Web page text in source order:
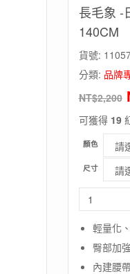
長毛象 -
140CM
貨號:
分類: 品牌
NT$2,200
可獲得 19
顏色
尺寸
毛
日
本
輕量化
臀部加
內建腰